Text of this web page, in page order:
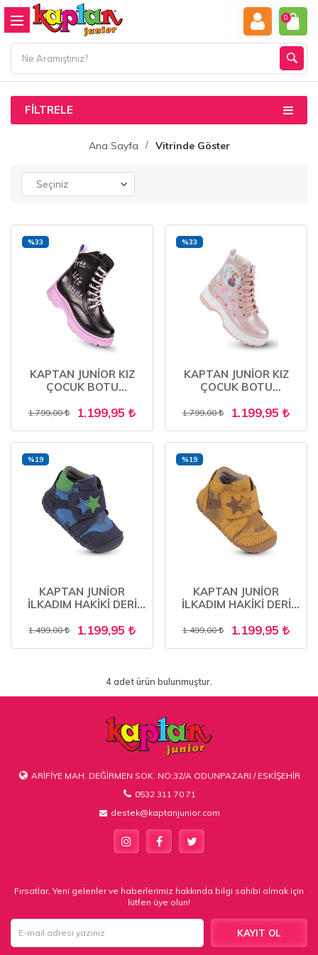
0
FILTRELE
Ana Sayfa Vitrinde Göster
KAPTAN JUNİOR KIZ
ÇOCUK BOTU
1.799,00 1.199,95
%33
KAPTAN JUNİOR KIZ
ÇOCUK BOTU
1.799,00 1.199,95
%33
KAPTAN JUNİOR
İLKADIM HAKİKİ DERİ
ORTOPEDİK AYAKKABI
1.499,00 1.199,95
%19
KAPTAN JUNİOR
İLKADIM HAKİKİ DERİ
ORTOPEDİK AYAKKABI
1.499,00 1.199,95
%19
4 adet ürün bulunmuştur.
ARİFİYE MAH. DEĞİRMEN SOK. NO:32/A ODUNPAZARI / ESKİŞEHİR
0532 311 70 71
destek@kaptanjunior.com
Fırsatlar, Yeni gelenler ve haberlerimiz hakkında bilgi sahibi olmak için
lütfen üye olun!
KAYIT OL